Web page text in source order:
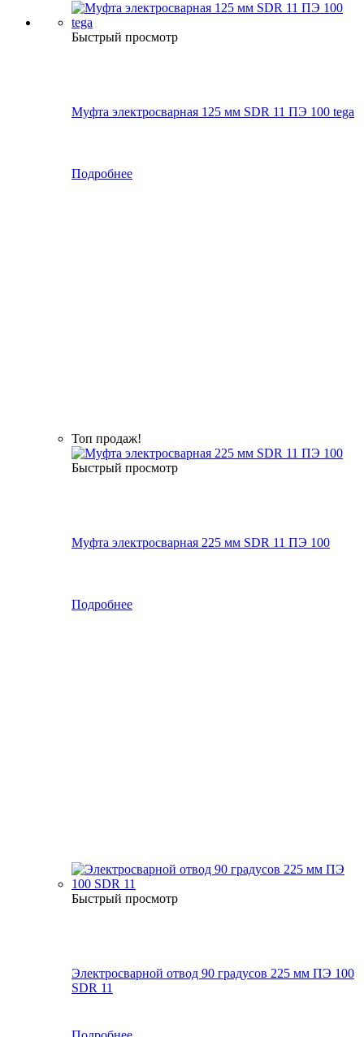
Быстрый просмотр
Муфта электросварная 125 мм SDR 11 ПЭ 100 tega
Подробнее
Топ продаж!
Быстрый просмотр
Муфта электросварная 225 мм SDR 11 ПЭ 100
Подробнее
Быстрый просмотр
Электросварной отвод 90 градусов 225 мм ПЭ 100
SDR 11